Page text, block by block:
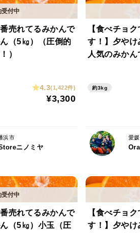
予めご了承頂きますよう宜
※農薬節約率50％
売れてるみかんで
（5㎏）（圧倒的
）
4.3(1,422件)
¥3,300
浜市
ニノミヤ
【食べチョ
す！】夕やけ
人気のみかん
約3kg
愛
売れてるみかんで
（5㎏）小玉（圧
【食べチョ
す！】夕や